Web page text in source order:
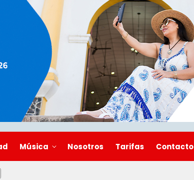
Música Nosotros Tarifas Contacto